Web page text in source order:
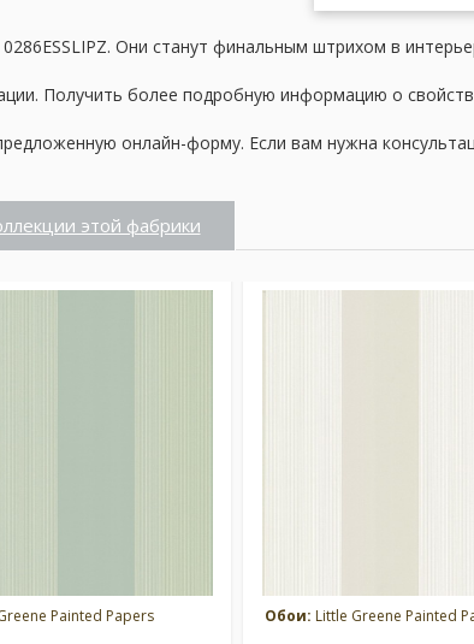
Они станут финальным штрихом в
Получить более подробную информацию о
онлайн-форму. Если вам нужна
этой фабрики
Painted Papers Обои: Little Greene Painted